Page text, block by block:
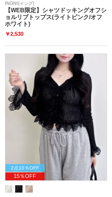
INGNI(イング)
【WEB限定】シャツドッキングオフシ
ョルリブトップス(ライトピンク/オフ
ホワイト)
￥2,530
2点10％OFF
15％OFF